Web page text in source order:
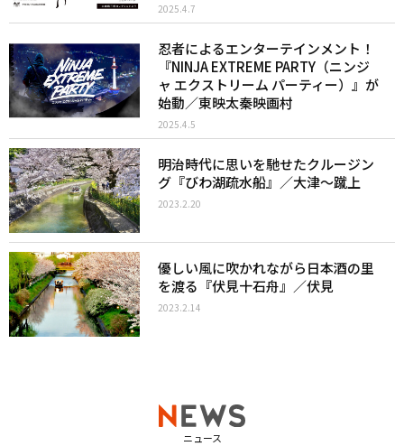
2025.4.7
忍者によるエンターテインメント！
『NINJA EXTREME PARTY（ニンジ
ャ エクストリーム パーティー）』が
始動／東映太秦映画村
2025.4.5
明治時代に思いを馳せたクルージン
グ『びわ湖疏水船』／大津〜蹴上
2023.2.20
優しい風に吹かれながら日本酒の里
を渡る『伏見十石舟』／伏見
2023.2.14
ニュース